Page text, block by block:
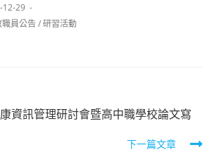
12-29
職員公告/研習活動
資訊管理研討會暨高中職學校論文寫
下一篇文章